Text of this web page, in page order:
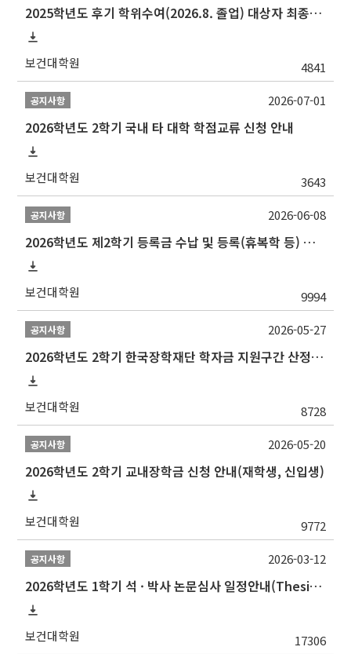
2025학년도 후기 학위수여(2026.8. 졸업) 대상자 최종인준 논문 제출 안내
보건대학원 4841
공지사항
2026학년도 2학기 국내 타 대학 학점교류 신청 안내
보건대학원 3643
2026-07-01
공지사항
2026학년도 제2학기 등록금 수납 및 등록(휴복학 등) 일정 안내
보건대학원 9994
2026-06-08
공지사항
2026학년도 2학기 한국장학재단 학자금 지원구간 산정 신청 안내
보건대학원 8728
2026-05-27
공지사항
2026학년도 2학기 교내장학금 신청 안내(재학생, 신입생)
보건대학원 9772
2026-05-20
공지사항
2026학년도 1학기 석 · 박사 논문심사 일정안내(Thesis Defense Schedules)
보건대학원 17306
2026-03-12